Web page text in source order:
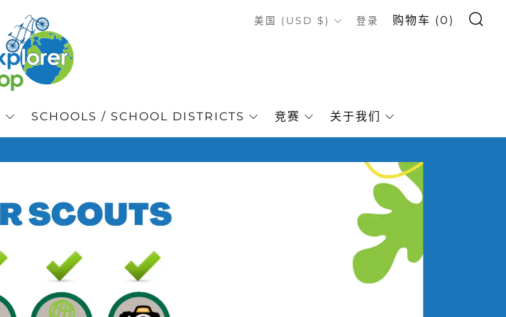
SCHOOLS / SCHOOL DISTRICTS 竞赛 关于我们
COUNTRY
美国 (USD $) 登录 购物车 (0)